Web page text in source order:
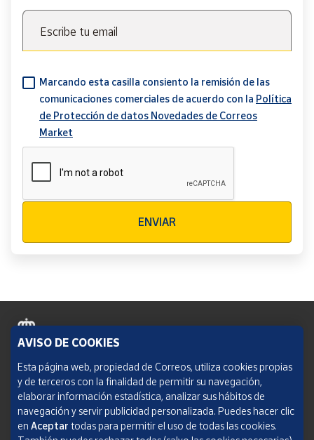
Escribe tu email
Marcando esta casilla consiento la remisión de las
comunicaciones comerciales de acuerdo con la Política
de Protección de datos Novedades de Correos
Market
ENVIAR
Política de cookies
Aviso legal
Condiciones del servicio
AVISO DE COOKIES
Esta página web, propiedad de Correos, utiliza cookies propias
y de terceros con la finalidad de permitir su navegación,
elaborar información estadística, analizar sus hábitos de
navegación y servir publicidad personalizada. Puedes hacer clic
en Aceptar todas para permitir el uso de todas las cookies.